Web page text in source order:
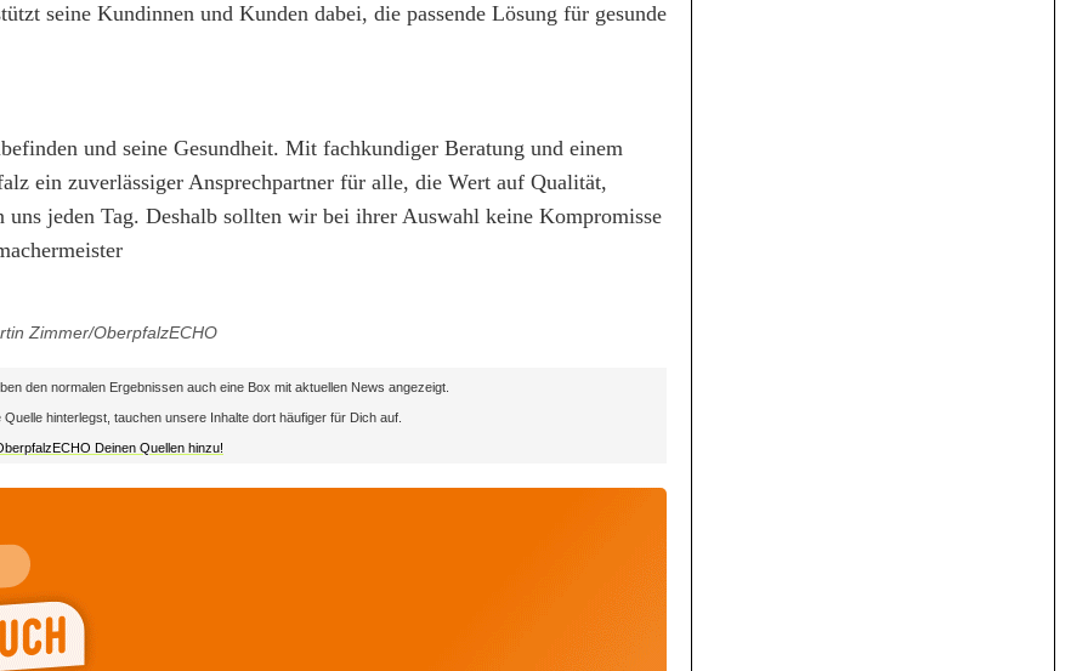
seine Kundinnen und Kunden dabei, die passende Lösung für gesunde
und seine Gesundheit. Mit fachkundiger Beratung und einem
ein zuverlässiger Ansprechpartner für alle, die Wert auf Qualität,
jeden Tag. Deshalb sollten wir bei ihrer Auswahl keine Kompromisse
Zimmer/OberpfalzECHO
den normalen Ergebnissen auch eine Box mit aktuellen News angezeigt.
hinterlegst, tauchen unsere Inhalte dort häufiger für Dich auf.
Deinen Quellen hinzu!